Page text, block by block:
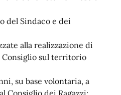
del Sindaco e dei
alla realizzazione di
sul territorio
su base volontaria, a
Consiglio dei Ragazzi;